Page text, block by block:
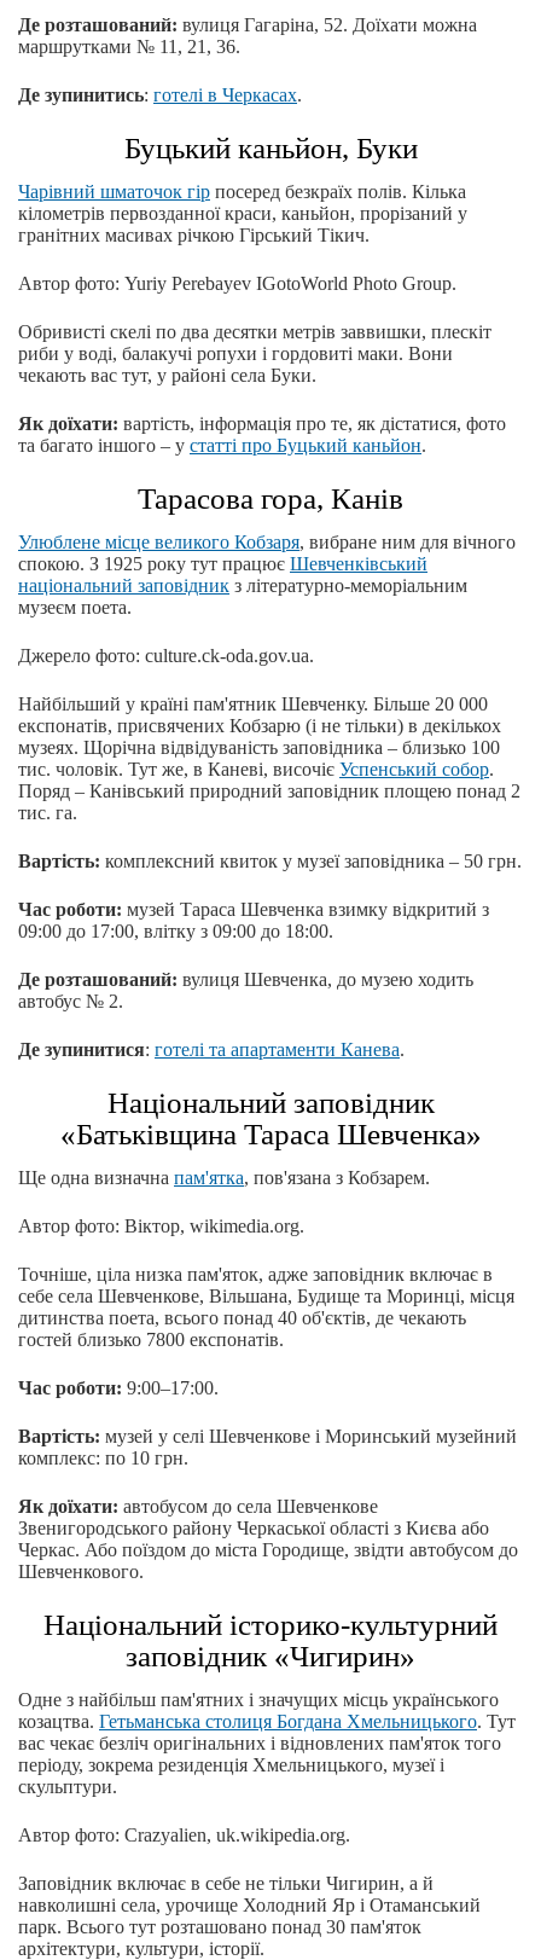
Де розташований: вулиця Гагаріна, 52. Доїхати можна
маршрутками № 11, 21, 36.
Де зупинитись: готелі в Черкасах.
Буцький каньйон, Буки
Чарівний шматочок гір посеред безкраїх полів. Кілька
кілометрів первозданної краси, каньйон, прорізаний у
гранітних масивах річкою Гірський Тікич.
Автор фото: Yuriy Perebayev IGotoWorld Photo Group.
Обривисті скелі по два десятки метрів заввишки, плескіт
риби у воді, балакучі ропухи і гордовиті маки. Вони
чекають вас тут, у районі села Буки.
Як доїхати: вартість, інформація про те, як дістатися, фото
та багато іншого – у статті про Буцький каньйон.
Тарасова гора, Канів
Улюблене місце великого Кобзаря, вибране ним для вічного
спокою. З 1925 року тут працює Шевченківський
національний заповідник з літературно-меморіальним
музеєм поета.
Джерело фото: culture.ck-oda.gov.ua.
Найбільший у країні пам'ятник Шевченку. Більше 20 000
експонатів, присвячених Кобзарю (і не тільки) в декількох
музеях. Щорічна відвідуваність заповідника – близько 100
тис. чоловік. Тут же, в Каневі, височіє Успенський собор.
Поряд – Канівський природний заповідник площею понад 2
тис. га.
Вартість: комплексний квиток у музеї заповідника – 50 грн.
Час роботи: музей Тараса Шевченка взимку відкритий з
09:00 до 17:00, влітку з 09:00 до 18:00.
Де розташований: вулиця Шевченка, до музею ходить
автобус № 2.
Де зупинитися: готелі та апартаменти Канева.
Національний заповідник
«Батьківщина Тараса Шевченка»
Ще одна визначна пам'ятка, пов'язана з Кобзарем.
Автор фото: Віктор, wikimedia.org.
Точніше, ціла низка пам'яток, адже заповідник включає в
себе села Шевченкове, Вільшана, Будище та Моринці, місця
дитинства поета, всього понад 40 об'єктів, де чекають
гостей близько 7800 експонатів.
Час роботи: 9:00–17:00.
Вартість: музей у селі Шевченкове і Моринський музейний
комплекс: по 10 грн.
Як доїхати: автобусом до села Шевченкове
Звенигородського району Черкаської області з Києва або
Черкас. Або поїздом до міста Городище, звідти автобусом до
Шевченкового.
Національний історико-культурний
заповідник «Чигирин»
Одне з найбільш пам'ятних і значущих місць українського
козацтва. Гетьманська столиця Богдана Хмельницького. Тут
вас чекає безліч оригінальних і відновлених пам'яток того
періоду, зокрема резиденція Хмельницького, музеї і
скульптури.
Автор фото: Crazyalien, uk.wikipedia.org.
Заповідник включає в себе не тільки Чигирин, а й
навколишні села, урочище Холодний Яр і Отаманський
парк. Всього тут розташовано понад 30 пам'яток
архітектури, культури, історії.